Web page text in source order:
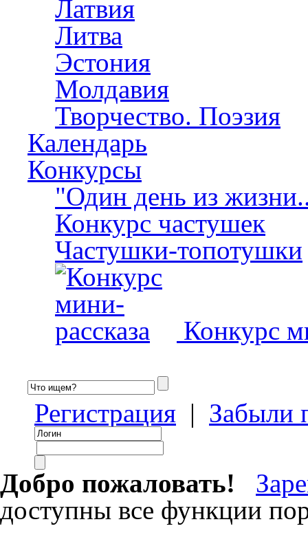
Латвия
Литва
Эстония
Молдавия
Творчество. Поэзия
Календарь
Конкурсы
"Один день из
Конкурс частушек
Частушки-топотушки
Конкурс
Регистрация | Забыли
Добро пожаловать!
доступны все функции